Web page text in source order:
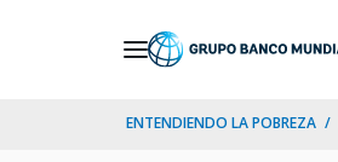
ENTENDIENDO LA POBREZA